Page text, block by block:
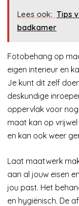
Lees ook: Tips
badkamer
Fotobehang op
eigen interieur en
Je kunt dit zelf
deskundige
oppervlak voor
maat kan op
en kan ook weer
Laat maatwerk
aan al jouw eisen
jou past. Het
en hygiënisch. De